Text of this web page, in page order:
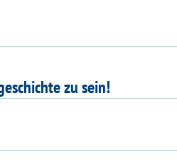
zu sein!